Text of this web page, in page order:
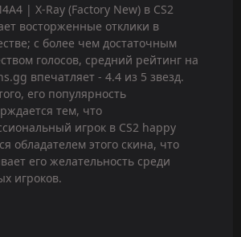
| X-Ray (Factory New) в CS2
восторженные отклики в
с более чем достаточным
голосов, средний рейтинг на
впечатляет - 4.4 из 5 звезд.
его популярность
тем, что
игрок в CS2 happy
обладателем этого скина, что
его желательность среди
игроков.